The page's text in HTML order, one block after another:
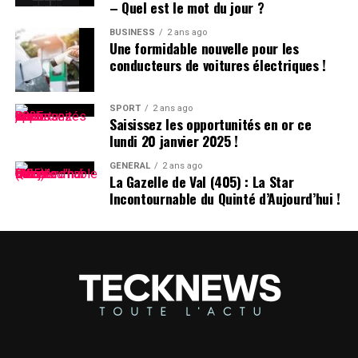
Pensées sur l’Identité Associée au
Prénom
Le choix d’un prénom peut avoir un impact significatif
sur notre identité personnelle tout au long de notre
existence. Que ce soit pour se distinguer ou pour
s’intégrer dans un groupe social spécifique, chaque
individu développe une relation particulière avec son
propre nom.
les prénoms ne sont pas simplement des désignations ;
– Quel est le mot du jour ?
BUSINESS 2 ans ago
Une formidable nouvelle pour les
conducteurs de voitures électriques !
SPORT 2 ans ago
Saisissez les opportunités en or ce
lundi 20 janvier 2025 !
GÉNÉRAL 2 ans ago
La Gazelle de Val (405) : La Star
Incontournable du Quinté d’Aujourd’hui !